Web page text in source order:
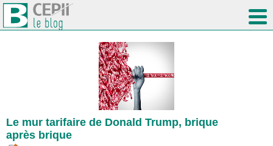
Le mur tarifaire de Donald Trump, brique
après brique